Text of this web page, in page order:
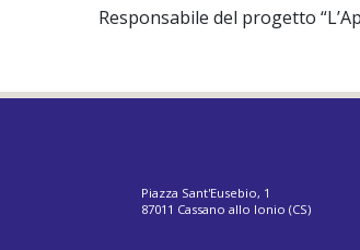
Responsabile del progetto
Piazza Sant'Eusebio, 1
87011 Cassano allo Ionio (CS)